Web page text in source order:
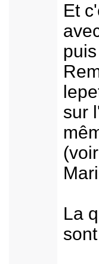
Et
sur
La